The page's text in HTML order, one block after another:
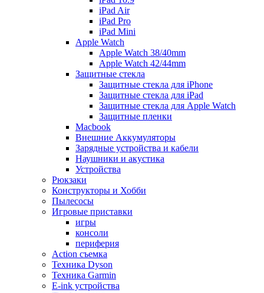
iPad Air
iPad Pro
iPad Mini
Apple Watch
Apple Watch 38/40mm
Apple Watch 42/44mm
Защитные стекла
Защитные стекла для iPhone
Защитные стекла для iPad
Защитные стекла для Apple Watch
Защитные пленки
Macbook
Внешние Аккумуляторы
Зарядные устройства и кабели
Наушники и акустика
Устройства
Рюкзаки
Конструкторы и Хобби
Пылесосы
Игровые приставки
игры
консоли
периферия
Action съемка
Техника Dyson
Техника Garmin
E-ink устройства